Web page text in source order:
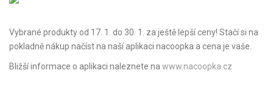
Vybrané produkty od 17. 1. do 30. 1. za ještě lepší ceny! Stačí si na
pokladně nákup načíst na naší aplikaci nacoopka a cena je vaše.
Bližší informace o aplikaci naleznete na www.nacoopka.cz